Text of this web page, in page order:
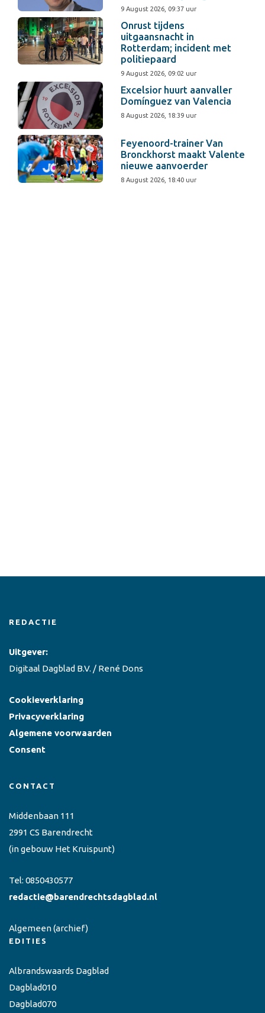
9 August 2026, 09:37 uur
Onrust tijdens
uitgaansnacht in
Rotterdam; incident met
politiepaard
9 August 2026, 09:02 uur
Excelsior huurt aanvaller
Domínguez van Valencia
8 August 2026, 18:39 uur
Feyenoord-trainer Van
Bronckhorst maakt Valente
nieuwe aanvoerder
8 August 2026, 18:40 uur
REDACTIE
Uitgever:
Digitaal Dagblad B.V. / René Dons
Cookieverklaring
Privacyverklaring
Algemene voorwaarden
Consent
CONTACT
Middenbaan 111
2991 CS Barendrecht
(in gebouw Het Kruispunt)
Tel: 0850430577
redactie@barendrechtsdagblad.nl
Algemeen(archief)
EDITIES
Albrandswaards Dagblad
Dagblad010
Dagblad070